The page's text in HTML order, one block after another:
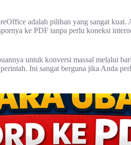
adalah pilihan yang sangat kuat.
ke PDF tanpa perlu koneksi
untuk konversi massal melalui
Ini sangat berguna jika Anda